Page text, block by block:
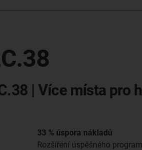
| Více místa pro
33 % úspora nákladů
Rozšíření úspěšného